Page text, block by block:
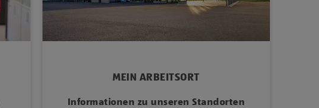
MEIN ARBEITSORT
Informationen zu unseren Standorten